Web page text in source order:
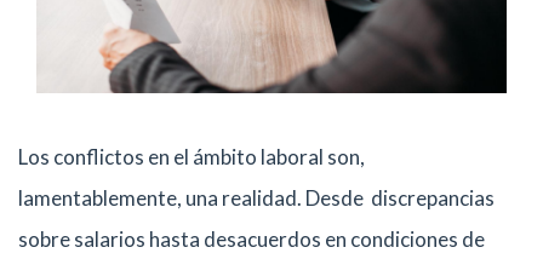
Los conflictos en el ámbito laboral son,
lamentablemente, una realidad. Desde discrepancias
sobre salarios hasta desacuerdos en condiciones de